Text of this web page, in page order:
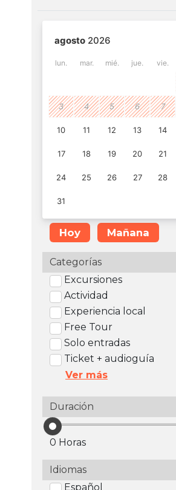
Hoy Mañana
Categorías
Excursiones
Actividad
Experiencia local
Free Tour
Solo entradas
Ticket + audioguía
Ver más
Duración
0 Horas
Idiomas
Español